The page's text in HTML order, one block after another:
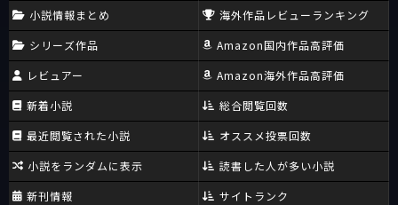
小説情報まとめ
シリーズ作品
レビュアー
新着小説
最近閲覧された小説
小説をランダムに表示
新刊情報
海外作品レビューランキング
Amazon国内作品高評価
Amazon海外作品高評価
総合閲覧回数
オススメ投票回数
読書した人が多い小説
サイトランク